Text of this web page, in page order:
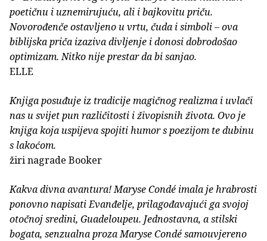
poetičnu i uznemirujuću, ali i bajkovitu priču.
Novorođenče ostavljeno u vrtu, čuda i simboli – ova
biblijska priča izaziva divljenje i donosi dobrodošao
optimizam. Nitko nije prestar da bi sanjao.
ELLE
Knjiga posuđuje iz tradicije magičnog realizma i uvlači
nas u svijet pun različitosti i živopisnih života. Ovo je
knjiga koja uspijeva spojiti humor s poezijom te dubinu
s lakoćom.
žiri nagrade Booker
Kakva divna avantura! Maryse Condé imala je hrabrosti
ponovno napisati Evanđelje, prilagođavajući ga svojoj
otočnoj sredini, Guadeloupeu. Jednostavna, a stilski
bogata, senzualna proza Maryse Condé samouvjereno